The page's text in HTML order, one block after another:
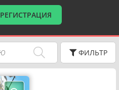
РЕГИСТРАЦИЯ
ФИЛЬТР